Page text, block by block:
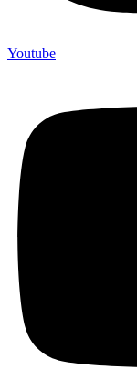
Youtube